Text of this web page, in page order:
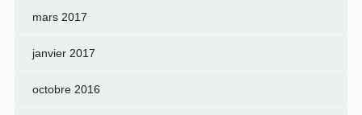
mars 2017
janvier 2017
octobre 2016